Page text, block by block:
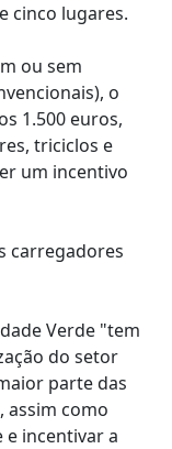
cinco lugares.
ou sem
o
1.500 euros,
triciclos e
um incentivo
carregadores
Verde "tem
do setor
parte das
assim como
incentivar a